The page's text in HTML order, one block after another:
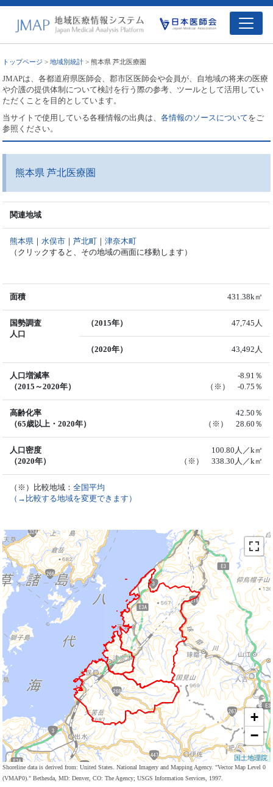
トップページ >地域別統計 > 熊本県 芦北医療圏
JMAPは、各都道府県医師会、郡市区医師会や会員が、自地域の将来の医療
や介護の提供体制について検討を行う際の参考、ツールとして活用してい
ただくことを目的としています。
当サイトで使用している各種情報の出典は、各情報のソースについてをご
参照ください。
熊本県 芦北医療圏
関連地域
熊本県 ｜ 水俣市 ｜芦北町 ｜津奈木町
（クリックすると、その地域の画面に移動します）
面積 431.38k㎡
国勢調査
人口
（2015年） 47,745人
（2020年） 43,492人
人口増減率
（2015～2020年）
-8.91％
（※） -0.75％
高齢化率
（65歳以上・2020年）
42.50％
（※） 28.60％
人口密度
（2020年）
100.80人／k㎡
（※） 338.30人／k㎡
（※）比較地域：全国平均
（→比較する地域を変更できます）
+
−
国土地理院
Shoreline data is derived from: United States. National Imagery and Mapping Agency. "Vector Map Level 0
(VMAP0)." Bethesda, MD: Denver, CO: The Agency; USGS Information Services, 1997.